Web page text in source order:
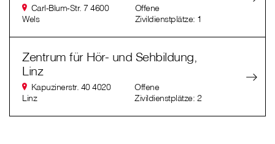
Carl-Blum-Str. 7 4600
Wels
Offene
Zivildienstplätze: 1
Zentrum für Hör- und Sehbildung,
Linz
Kapuzinerstr. 40 4020
Linz
Offene
Zivildienstplätze: 2